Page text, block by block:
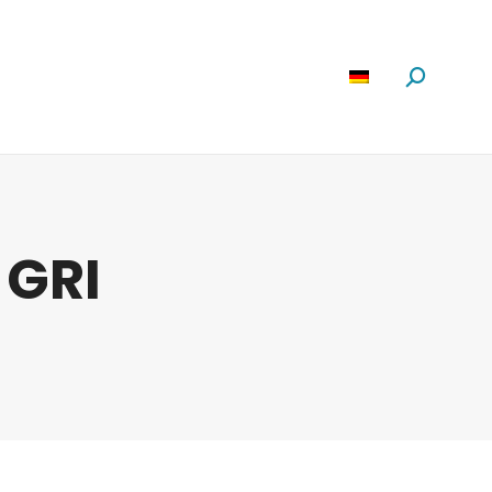
Suchen:
GRI